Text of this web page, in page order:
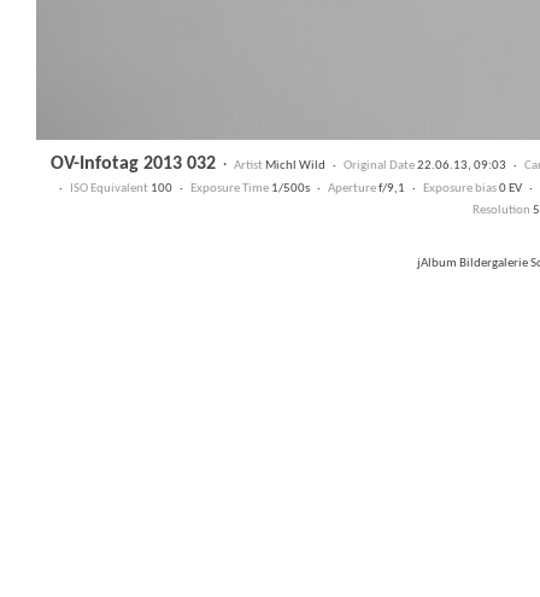
OV-Infotag 2013 032· ArtistMichl Wild · Original Date22.06.13, 09:03 ·
· ISO Equivalent 100 · Exposure Time 1/500s · Aperturef/9,1 · Exposure bias0 EV ·
Resolution
jAlbum Bildergalerie